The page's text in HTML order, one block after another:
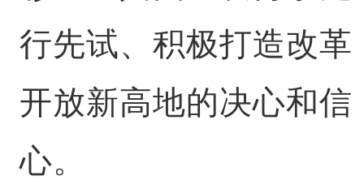
行先试、积极打造改革
开放新高地的决心和信
心。